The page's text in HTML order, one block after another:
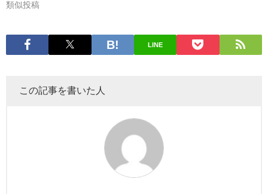
類似投稿
LINE
この記事を書いた人